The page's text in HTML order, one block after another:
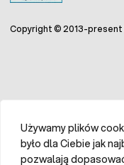
Copyright © 2013-present
Używamy plików
było dla Ciebie jak
pozwalają